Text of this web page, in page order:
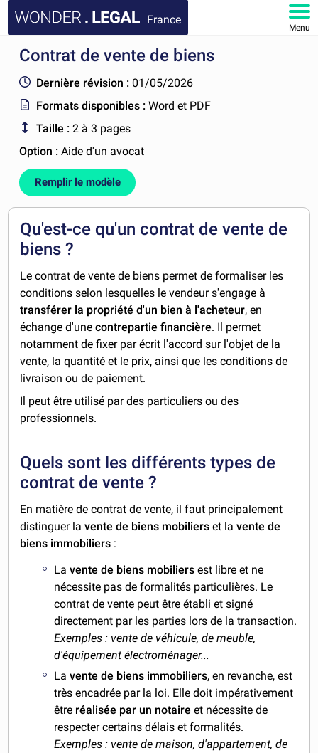
France
Menu
ACCUEIL
DOCUMENTS
FAQ
MON COMPTE
Contrat de vente de biens
Dernière révision : 01/05/2026
Formats disponibles :Word et PDF
Taille : 2 à 3 pages
Option :Aide d'un avocat
Remplir le modèle
Qu'est-ce qu'un contrat de vente de
biens ?
Le contrat de vente de biens permet de formaliser les
conditions selon lesquelles le vendeur s'engage à
transférer la propriété d'un bien à l'acheteur, en
échange d'unecontrepartie financière. Il permet
notamment de fixer par écrit l'accord sur l'objet de la
vente, la quantité et le prix, ainsi que les conditions de
livraison ou de paiement.
Il peut être utilisé par des particuliers ou des
professionnels.
Quels sont les différents types de
contrat de vente ?
En matière de contrat de vente, il faut principalement
distinguer lavente de biens mobiliers et lavente de
biens immobiliers :
Lavente de biens mobiliers est libre et ne
nécessite pas de formalités particulières. Le
contrat de vente peut être établi et signé
directement par les parties lors de la transaction.
Exemples : vente de véhicule, de meuble,
d'équipement électroménager...
Lavente de biens immobiliers, en revanche, est
très encadrée par la loi. Elle doit impérativement
être réalisée par un notaireet nécessite de
respecter certains délais et formalités.
Exemples : vente de maison, d'appartement, de